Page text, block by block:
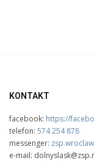
KONTAKT
facebook: https://
telefon: 574 254 878
messenger: zsp.wroclaw
e-mail: